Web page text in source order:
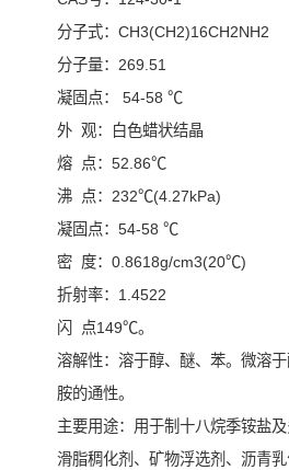
分子式：CH3(CH2)16CH2NH2
分子量：269.51
凝固点： 54-58 ℃
外 观：白色蜡状结晶
熔 点：52.86℃
沸 点：232℃(4.27kPa)
凝固点：54-58 ℃
密 度：0.8618g/cm3(20℃)
折射率：1.4522
闪 点149℃。
溶解性：溶于醇、醚、苯。微溶
胺的通性。
主要用途：用于制十八烷季铵盐
滑脂稠化剂、矿物浮选剂、沥青